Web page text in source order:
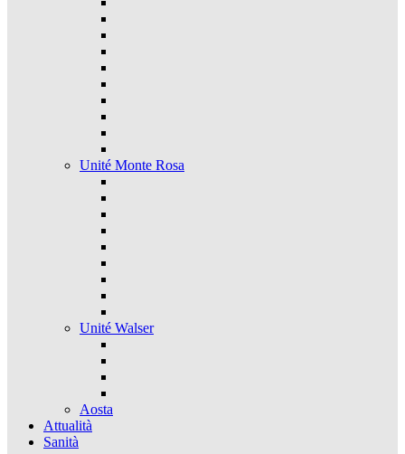
Unité Monte Rosa
Unité Walser
Aosta
Attualità
Sanità